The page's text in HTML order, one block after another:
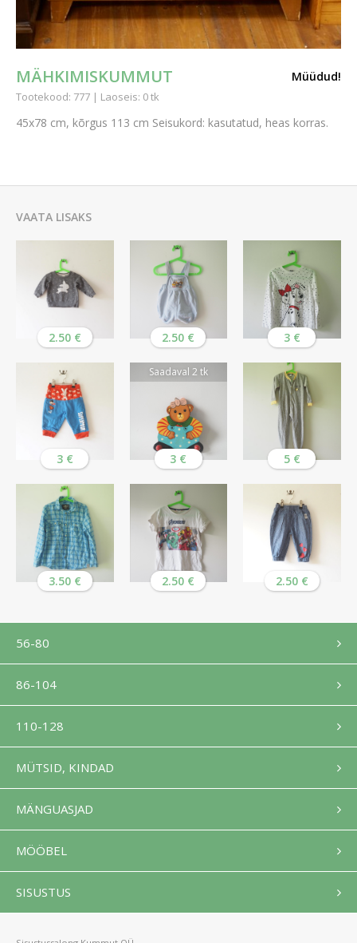
MÄHKIMISKUMMUT
Tootekood: 777 | Laoseis: 0 tk
45x78 cm, kõrgus 113 cm Seisukord: kasutatud, heas korras.
Müüdud!
VAATA LISAKS
2.50 € 2.50 € 3 €
3 € 3 €
Saadaval 2 tk
5 €
3.50 € 2.50 € 2.50 €
56-80
86-104
110-128
MÜTSID, KINDAD
MÄNGUASJAD
MÖÖBEL
SISUSTUS